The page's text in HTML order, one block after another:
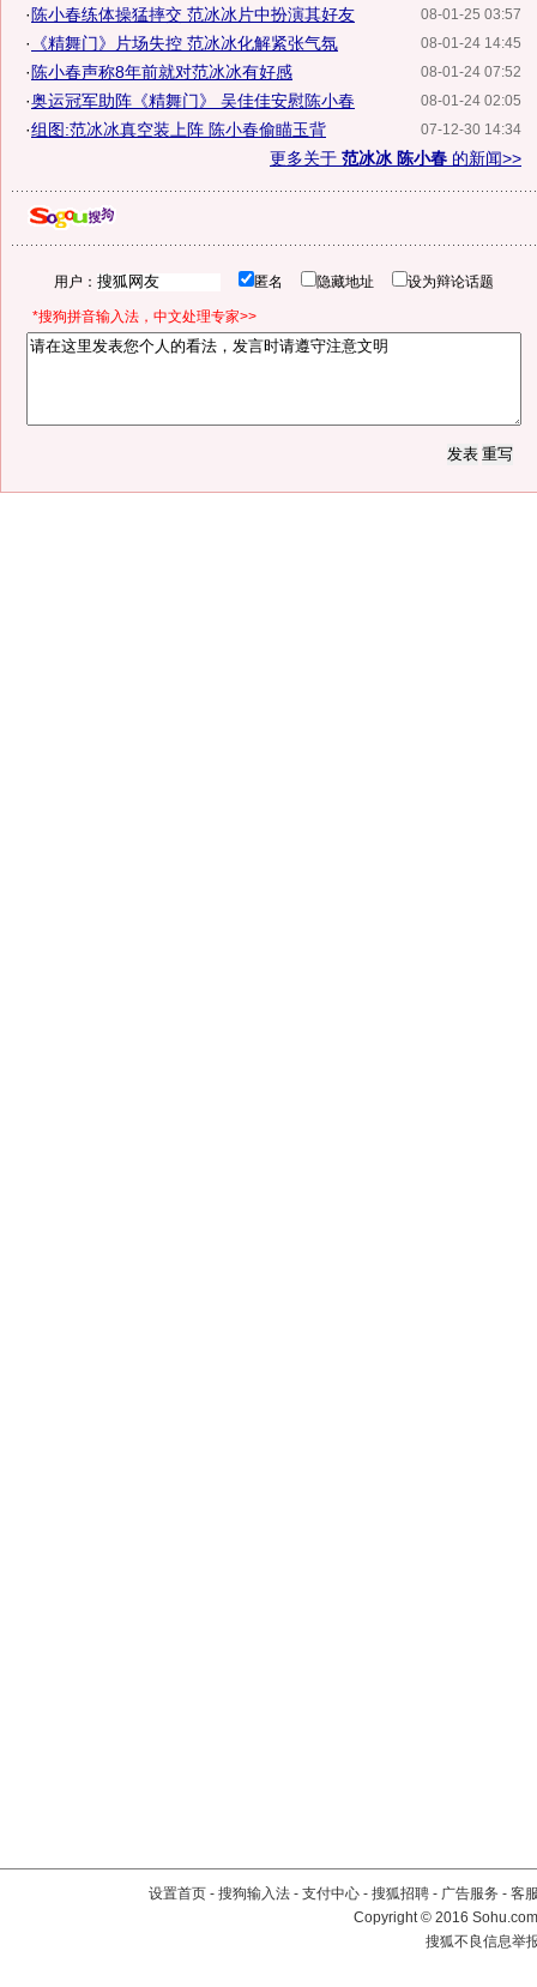
08-01-25 03:57
· 陈小春练体操猛摔交 范冰冰片中扮演其好友
08-01-24 14:45
· 《精舞门》片场失控 范冰冰化解紧张气氛
08-01-24 07:52
· 陈小春声称8年前就对范冰冰有好感
08-01-24 02:05
·奥运冠军助阵《精舞门》 吴佳佳安慰陈小春
07-12-30 14:34
·组图:范冰冰真空装上阵 陈小春偷瞄玉背
更多关于 范冰冰 陈小春 的新闻>>
用户： 匿名 隐藏地址 设为辩论话题
*搜狗拼音输入法，中文处理专家>>
设置首页 - 搜狗输入法 - 支付中心 - 搜狐招聘 - 广告服务 - 客
Copyright©2016
搜狐不良信息举